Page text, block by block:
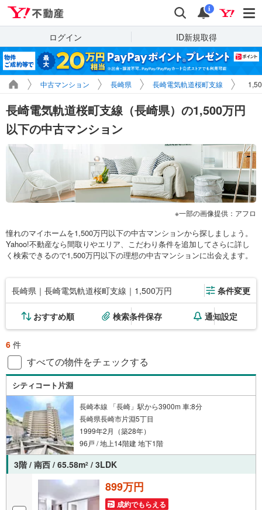
検索 通知
i
ログイン ID新規取得
中古マンション 長崎県 長崎電気軌道桜町支線
長崎電気軌道桜町支線（長崎県）の1,500万円
以下の中古マンション
一部の画像提供：アフロ
憧れのマイホームを1,500万円以下の中古マンションから探しましょう。
Yahoo!不動産なら間取りやエリア、こだわり条件を追加してさらに詳し
く検索できるので1,500万円以下の理想の中古マンションに出会えます。
長崎県｜長崎電気軌道桜町支線｜1,500万円 条件変更
おすすめ順 検索条件保存 通知設定
6 件
すべての物件をチェックする
シティコート片淵
長崎本線 「長崎」駅から3900m 車:8分
長崎県長崎市片淵5丁目
1999年2月（築28年）
96戸 / 地上14階建 地下1階
3階 / 南西 / 65.58m2 / 3LDK
899万円
成約でもらえる